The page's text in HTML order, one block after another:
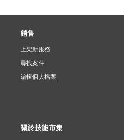
銷售
上架新服務
尋找案件
編輯個人檔案
關於技能市集